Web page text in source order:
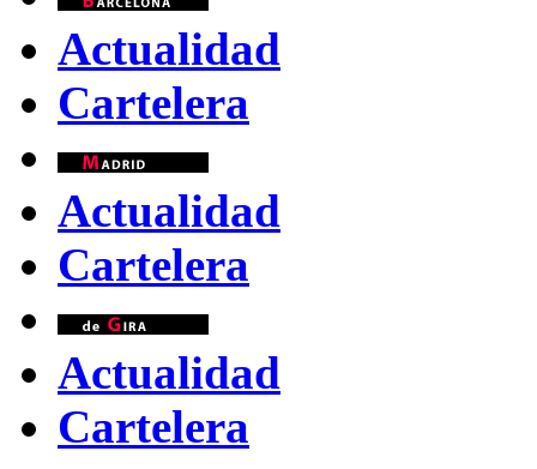
Actualidad
Cartelera
Actualidad
Cartelera
Actualidad
Cartelera